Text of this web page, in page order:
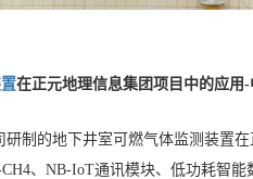
在正元地理信息集团项目中的应用
制的地下井室可燃气体监测装置
、NB-IoT通讯模块、低功耗智